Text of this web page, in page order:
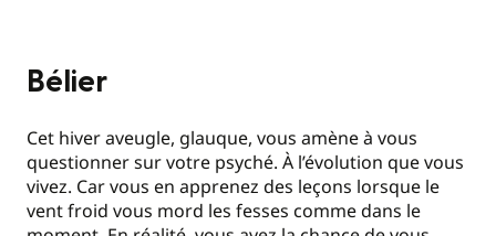
Bélier
Cet hiver aveugle, glauque, vous amène à vous
questionner sur votre psyché. À l’évolution que vous
vivez. Car vous en apprenez des leçons lorsque le
vent froid vous mord les fesses comme dans le